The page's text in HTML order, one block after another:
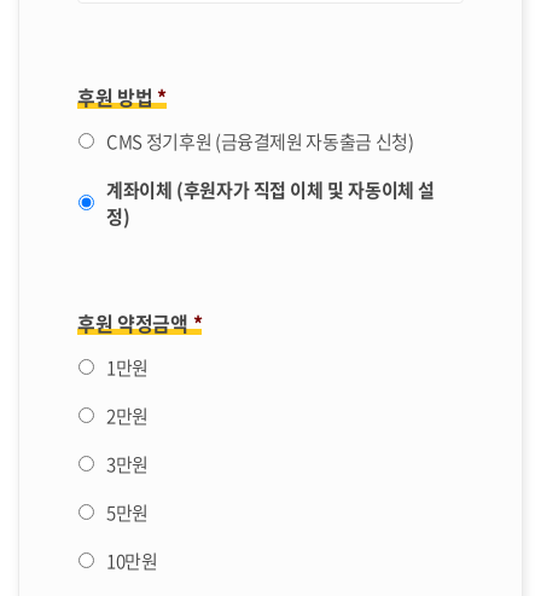
후원 방법*
CMS 정기후원 (금융결제원 자동출금 신청)
계좌이체 (후원자가 직접 이체 및 자동이체 설
정)
후원 약정금액*
1만원
2만원
3만원
5만원
10만원